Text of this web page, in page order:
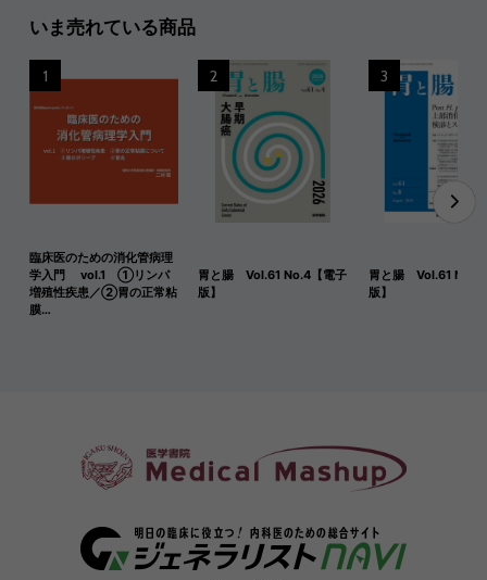
いま売れている商品
臨床医のための消化管病理
学入門 vol.1 ①リンパ
増殖性疾患／②胃の正常粘
膜…
1
胃と腸 Vol.61 No.4【電子
版】
2
胃と腸 Vol.61 No.8
版】
3